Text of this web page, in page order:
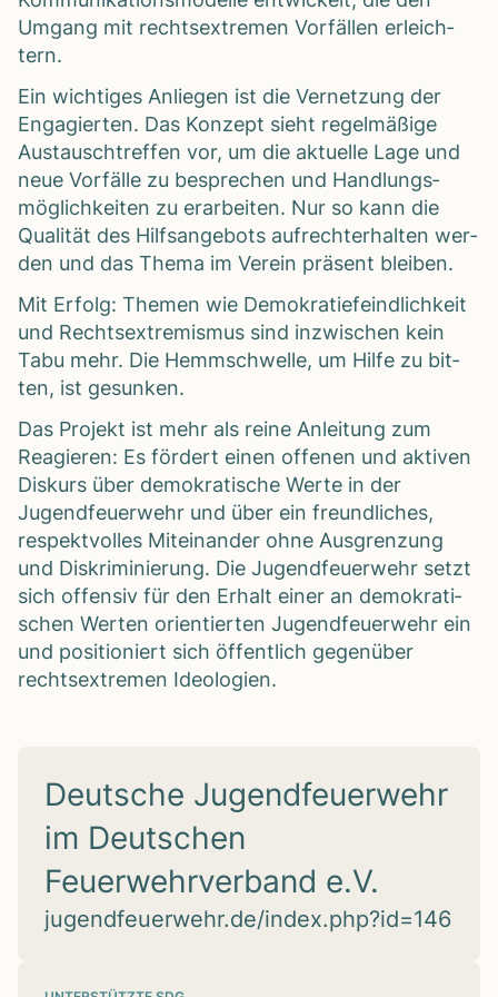
Umgang mit rechts­extre­men Vor­fäl­len erleich­
tern.
Ein wich­ti­ges Anlie­gen ist die Ver­net­zung der
Enga­gier­ten. Das Kon­zept sieht regel­mä­ßige
Aus­tausch­tref­fen vor, um die aktu­elle Lage und
neue Vor­fälle zu bespre­chen und Hand­lungs­
mög­lich­kei­ten zu erar­bei­ten. Nur so kann die
Qua­li­tät des Hilfs­an­ge­bots auf­recht­erhal­ten wer­
den und das Thema im Ver­ein prä­sent blei­ben.
Mit Erfolg: The­men wie Demo­kra­tie­feind­lich­keit
und Rechts­extre­mis­mus sind inzwi­schen kein
Tabu mehr. Die Hemm­schwelle, um Hilfe zu bit­
ten, ist gesun­ken.
Das Pro­jekt ist mehr als reine Anlei­tung zum
Reagie­ren: Es för­dert einen offe­nen und akti­ven
Dis­kurs über demo­kra­ti­sche Werte in der
Jugend­feu­er­wehr und über ein freund­li­ches,
respekt­vol­les Mit­ein­an­der ohne Aus­gren­zung
und Dis­kri­mi­nie­rung. Die Jugend­feu­er­wehr setzt
sich offen­siv für den Erhalt einer an demo­kra­ti­
schen Wer­ten ori­en­tier­ten Jugend­feu­er­wehr ein
und posi­tio­niert sich öffent­lich gegen­über
rechts­extre­men Ideo­lo­gien.
Deutsche Jugendfeuerwehr
im Deutschen
Feuerwehrverband e.V.
jugendfeuerwehr.de/index.php?id=146